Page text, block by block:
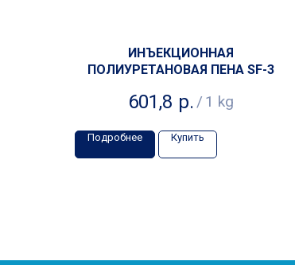
ИНЪЕКЦИОННАЯ
ПОЛИУРЕТАНОВАЯ ПЕНА SF-3
601,8 р. / 1 kg
Подробнее Купить